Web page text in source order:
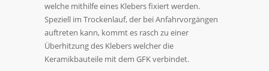
welche mithilfe eines Klebers fixiert werden.
Speziell im Trockenlauf, der bei Anfahrvorgängen
auftreten kann, kommt es rasch zu einer
Überhitzung des Klebers welcher die
Keramikbauteile mit dem GFK verbindet.